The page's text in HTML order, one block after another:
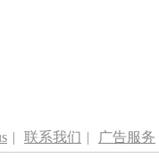
| 联系我们 | 广告服务